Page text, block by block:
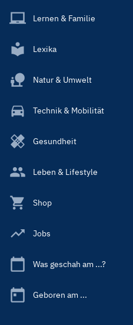
Lernen & Familie
Lexika
Natur & Umwelt
Technik & Mobilität
Gesundheit
Leben & Lifestyle
Shop
Jobs
Was geschah am ...?
Geboren am ...